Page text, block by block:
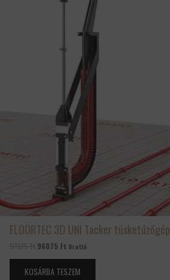
FLOORTEC 3D UNI Tacker tüsketűzőgép
97125 Ft 96075 Ft Bruttó
KOSÁRBA TESZEM